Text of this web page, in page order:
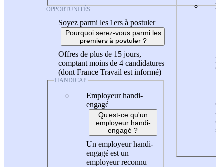
OPPORTUNITÉS
Soyez parmi les 1ers à postuler
Pourquoi serez-vous parmi les
premiers à postuler ?
Offres de plus de 15 jours,
comptant moins de 4 candidatures
(dont France Travail est informé)
HANDICAP
Employeur handi-
engagé
Qu'est-ce qu'un
employeur handi-
engagé ?
Un employeur handi-
engagé est un
employeur reconnu